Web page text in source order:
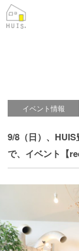
イベント情報
9/8（日）、
で、イベント【